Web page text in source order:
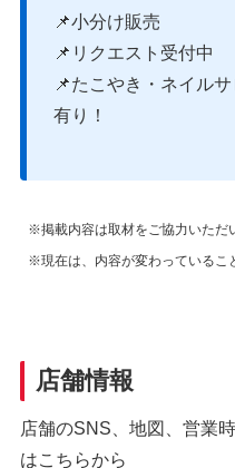
📌小分け販売
📌リクエスト受付中
📌たこやき・ネイル
有り！
※掲載内容は取材をご協力いただ
※現在は、内容が変わっているこ
店舗情報
店舗のSNS、地図、営業
はこちらから